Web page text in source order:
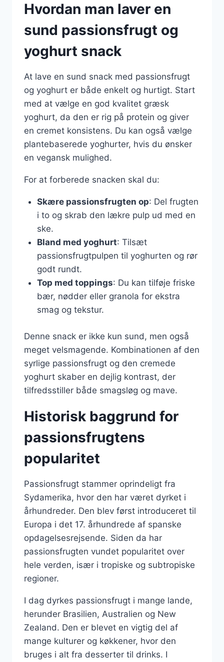
Hvordan man laver en
sund passionsfrugt og
yoghurt snack
At lave en sund snack med passionsfrugt
og yoghurt er både enkelt og hurtigt. Start
med at vælge en god kvalitet græsk
yoghurt, da den er rig på protein og giver
en cremet konsistens. Du kan også vælge
plantebaserede yoghurter, hvis du ønsker
en vegansk mulighed.
For at forberede snacken skal du:
Skære passionsfrugten op: Del frugten
i to og skrab den lækre pulp ud med en
ske.
Bland med yoghurt: Tilsæt
passionsfrugtpulpen til yoghurten og rør
godt rundt.
Top med toppings: Du kan tilføje friske
bær, nødder eller granola for ekstra
smag og tekstur.
Denne snack er ikke kun sund, men også
meget velsmagende. Kombinationen af den
syrlige passionsfrugt og den cremede
yoghurt skaber en dejlig kontrast, der
tilfredsstiller både smagsløg og mave.
Historisk baggrund for
passionsfrugtens
popularitet
Passionsfrugt stammer oprindeligt fra
Sydamerika, hvor den har været dyrket i
århundreder. Den blev først introduceret til
Europa i det 17. århundrede af spanske
opdagelsesrejsende. Siden da har
passionsfrugten vundet popularitet over
hele verden, især i tropiske og subtropiske
regioner.
I dag dyrkes passionsfrugt i mange lande,
herunder Brasilien, Australien og New
Zealand. Den er blevet en vigtig del af
mange kulturer og køkkener, hvor den
bruges i alt fra desserter til drinks. I